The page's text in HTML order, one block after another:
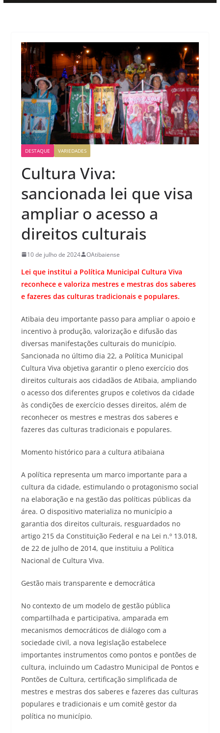
DESTAQUE VARIEDADES
Cultura Viva:
sancionada lei que visa
ampliar o acesso a
direitos culturais
10 de julho de 2024 OAtibaiense
Lei que institui a Política Municipal Cultura Viva
reconhece e valoriza mestres e mestras dos saberes
e fazeres das culturas tradicionais e populares.
Atibaia deu importante passo para ampliar o apoio e
incentivo à produção, valorização e difusão das
diversas manifestações culturais do município.
Sancionada no último dia 22, a Política Municipal
Cultura Viva objetiva garantir o pleno exercício dos
direitos culturais aos cidadãos de Atibaia, ampliando
o acesso dos diferentes grupos e coletivos da cidade
às condições de exercício desses direitos, além de
reconhecer os mestres e mestras dos saberes e
fazeres das culturas tradicionais e populares.
Momento histórico para a cultura atibaiana
A política representa um marco importante para a
cultura da cidade, estimulando o protagonismo social
na elaboração e na gestão das políticas públicas da
área. O dispositivo materializa no município a
garantia dos direitos culturais, resguardados no
artigo 215 da Constituição Federal e na Lei n.º 13.018,
de 22 de julho de 2014, que instituiu a Política
Nacional de Cultura Viva.
Gestão mais transparente e democrática
No contexto de um modelo de gestão pública
compartilhada e participativa, amparada em
mecanismos democráticos de diálogo com a
sociedade civil, a nova legislação estabelece
importantes instrumentos como pontos e pontões de
cultura, incluindo um Cadastro Municipal de Pontos e
Pontões de Cultura, certificação simplificada de
mestres e mestras dos saberes e fazeres das culturas
populares e tradicionais e um comitê gestor da
política no município.